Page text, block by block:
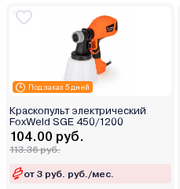
Под заказ 5 дней
Краскопульт электрический
FoxWeld SGE 450/1200
104.00 руб.
113.36 руб.
от 3 руб. руб./мес.